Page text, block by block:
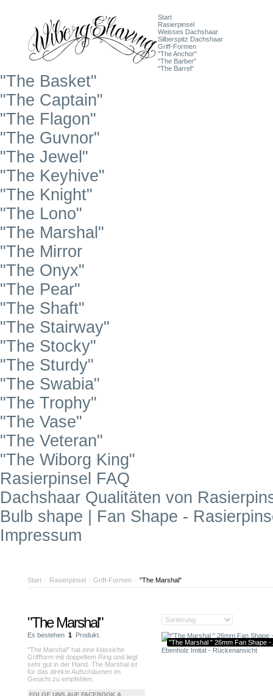
Start
Rasierpinsel
Weisses Dachshaar
Silberspitz Dachshaar
Griff-Formen
"The Anchor"
"The Barber"
"The Barrel"
"The Basket"
"The Captain"
"The Flagon"
"The Guvnor"
"The Jewel"
"The Keyhive"
"The Knight"
"The Lono"
"The Marshal"
"The Mirror
"The Onyx"
"The Pear"
"The Shaft"
"The Stairway"
"The Stocky"
"The Sturdy"
"The Swabia"
"The Trophy"
"The Vase"
"The Veteran"
"The Wiborg King"
Rasierpinsel FAQ
Dachshaar Qualitäten von
Bulb shape | Fan Shape -
Impressum
Start Rasierpinsel Griff-Formen "The Marshal"
"The Marshal"
Es bestehen 1 Produkt.
"The Marshal" hat eine klassiche
Griffform mit doppeltem Ring und liegt
sehr gut in der Hand. The Marshal ist
für das direkte Aufschäumen im
Gesicht zu empfehlen.
FOLGE UNS AUF FACEBOOK &
"The Marshal " 26mm Fan Shape -